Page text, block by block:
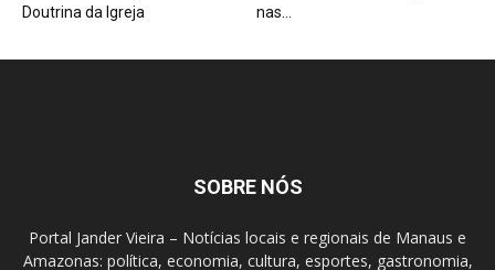
Doutrina da Igreja
nas...
SOBRE NÓS
Portal Jander Vieira – Notícias locais e regionais de Manaus e
Amazonas: política, economia, cultura, esportes, gastronomia,